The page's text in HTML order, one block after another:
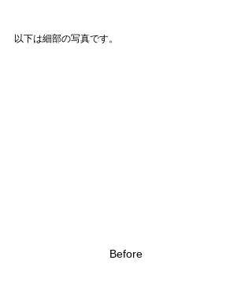
以下は細部の写真です。
Before